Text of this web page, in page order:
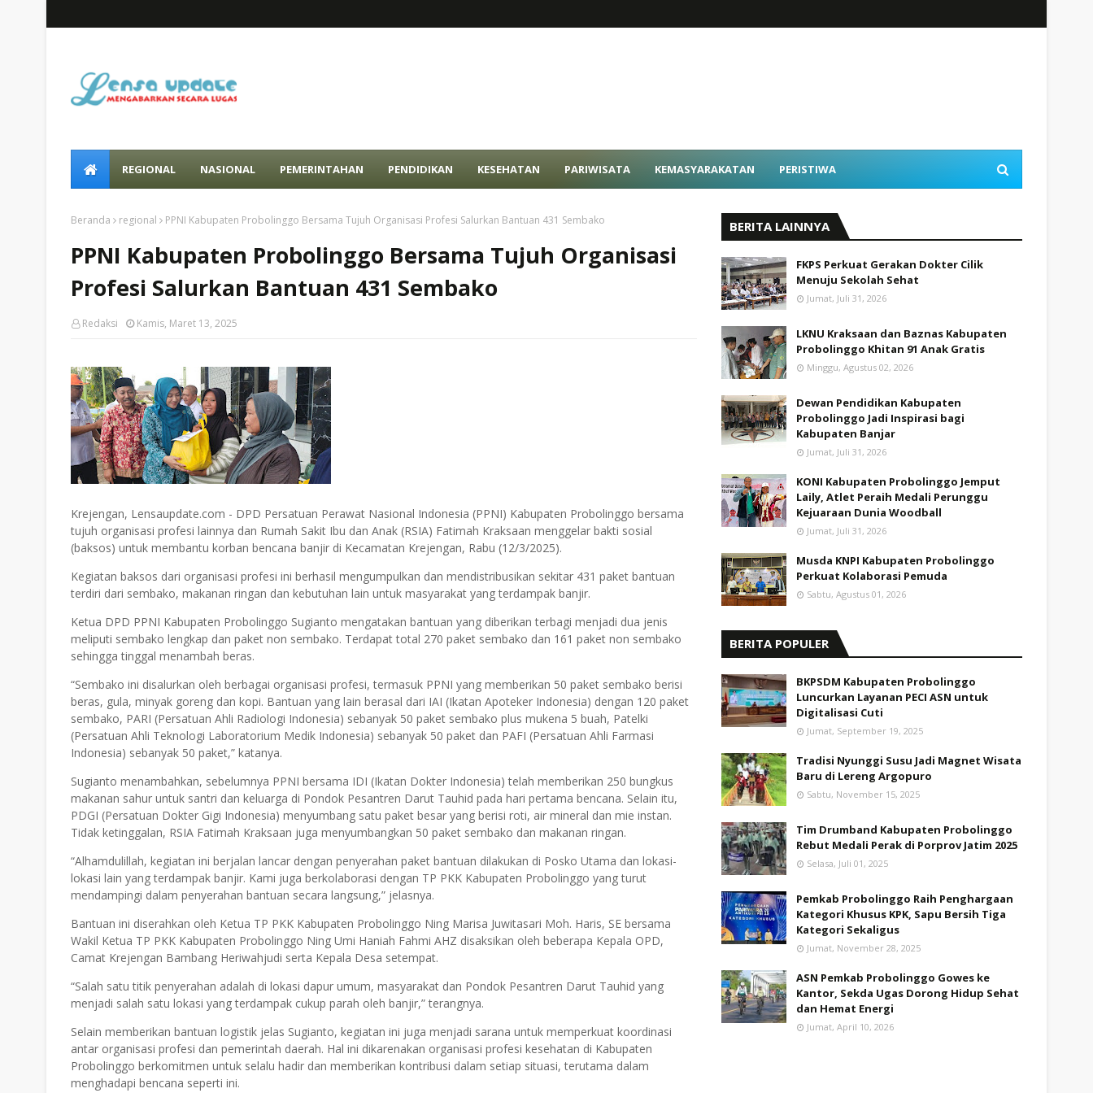
REGIONAL NASIONAL PEMERINTAHAN PENDIDIKAN KESEHATAN PARIWISATA KEMASYARAKATAN PERISTIWA
Beranda regional PPNI Kabupaten Probolinggo Bersama Tujuh Organisasi Profesi Salurkan Bantuan 431 Sembako
PPNI Kabupaten Probolinggo Bersama Tujuh Organisasi
Profesi Salurkan Bantuan 431 Sembako
Redaksi Kamis, Maret 13, 2025
Krejengan, Lensaupdate.com - DPD Persatuan Perawat Nasional Indonesia (PPNI) Kabupaten Probolinggo bersama
tujuh organisasi profesi lainnya dan Rumah Sakit Ibu dan Anak (RSIA) Fatimah Kraksaan menggelar bakti sosial
(baksos) untuk membantu korban bencana banjir di Kecamatan Krejengan, Rabu (12/3/2025).
Kegiatan baksos dari organisasi profesi ini berhasil mengumpulkan dan mendistribusikan sekitar 431 paket bantuan
terdiri dari sembako, makanan ringan dan kebutuhan lain untuk masyarakat yang terdampak banjir.
Ketua DPD PPNI Kabupaten Probolinggo Sugianto mengatakan bantuan yang diberikan terbagi menjadi dua jenis
meliputi sembako lengkap dan paket non sembako. Terdapat total 270 paket sembako dan 161 paket non sembako
sehingga tinggal menambah beras.
“Sembako ini disalurkan oleh berbagai organisasi profesi, termasuk PPNI yang memberikan 50 paket sembako berisi
beras, gula, minyak goreng dan kopi. Bantuan yang lain berasal dari IAI (Ikatan Apoteker Indonesia) dengan 120 paket
sembako, PARI (Persatuan Ahli Radiologi Indonesia) sebanyak 50 paket sembako plus mukena 5 buah, Patelki
(Persatuan Ahli Teknologi Laboratorium Medik Indonesia) sebanyak 50 paket dan PAFI (Persatuan Ahli Farmasi
Indonesia) sebanyak 50 paket,” katanya.
Sugianto menambahkan, sebelumnya PPNI bersama IDI (Ikatan Dokter Indonesia) telah memberikan 250 bungkus
makanan sahur untuk santri dan keluarga di Pondok Pesantren Darut Tauhid pada hari pertama bencana. Selain itu,
PDGI (Persatuan Dokter Gigi Indonesia) menyumbang satu paket besar yang berisi roti, air mineral dan mie instan.
Tidak ketinggalan, RSIA Fatimah Kraksaan juga menyumbangkan 50 paket sembako dan makanan ringan.
“Alhamdulillah, kegiatan ini berjalan lancar dengan penyerahan paket bantuan dilakukan di Posko Utama dan lokasi-
lokasi lain yang terdampak banjir. Kami juga berkolaborasi dengan TP PKK Kabupaten Probolinggo yang turut
mendampingi dalam penyerahan bantuan secara langsung,” jelasnya.
Bantuan ini diserahkan oleh Ketua TP PKK Kabupaten Probolinggo Ning Marisa Juwitasari Moh. Haris, SE bersama
Wakil Ketua TP PKK Kabupaten Probolinggo Ning Umi Haniah Fahmi AHZ disaksikan oleh beberapa Kepala OPD,
Camat Krejengan Bambang Heriwahjudi serta Kepala Desa setempat.
“Salah satu titik penyerahan adalah di lokasi dapur umum, masyarakat dan Pondok Pesantren Darut Tauhid yang
menjadi salah satu lokasi yang terdampak cukup parah oleh banjir,” terangnya.
Selain memberikan bantuan logistik jelas Sugianto, kegiatan ini juga menjadi sarana untuk memperkuat koordinasi
antar organisasi profesi dan pemerintah daerah. Hal ini dikarenakan organisasi profesi kesehatan di Kabupaten
Probolinggo berkomitmen untuk selalu hadir dan memberikan kontribusi dalam setiap situasi, terutama dalam
menghadapi bencana seperti ini.
BERITA LAINNYA
FKPS Perkuat Gerakan Dokter Cilik
Menuju Sekolah Sehat
Jumat, Juli 31, 2026
LKNU Kraksaan dan Baznas Kabupaten
Probolinggo Khitan 91 Anak Gratis
Minggu, Agustus 02, 2026
Dewan Pendidikan Kabupaten
Probolinggo Jadi Inspirasi bagi
Kabupaten Banjar
Jumat, Juli 31, 2026
KONI Kabupaten Probolinggo Jemput
Laily, Atlet Peraih Medali Perunggu
Kejuaraan Dunia Woodball
Jumat, Juli 31, 2026
Musda KNPI Kabupaten Probolinggo
Perkuat Kolaborasi Pemuda
Sabtu, Agustus 01, 2026
BERITA POPULER
BKPSDM Kabupaten Probolinggo
Luncurkan Layanan PECI ASN untuk
Digitalisasi Cuti
Jumat, September 19, 2025
Tradisi Nyunggi Susu Jadi Magnet Wisata
Baru di Lereng Argopuro
Sabtu, November 15, 2025
Tim Drumband Kabupaten Probolinggo
Rebut Medali Perak di Porprov Jatim 2025
Selasa, Juli 01, 2025
Pemkab Probolinggo Raih Penghargaan
Kategori Khusus KPK, Sapu Bersih Tiga
Kategori Sekaligus
Jumat, November 28, 2025
ASN Pemkab Probolinggo Gowes ke
Kantor, Sekda Ugas Dorong Hidup Sehat
dan Hemat Energi
Jumat, April 10, 2026